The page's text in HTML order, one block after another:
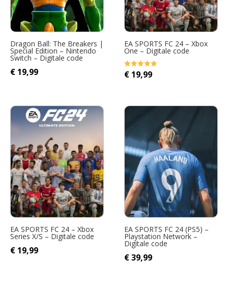
Dragon Ball: The Breakers |
Special Edition – Nintendo
Switch – Digitale code
€ 19,99
EA SPORTS FC 24 – Xbox
One – Digitale code
Gewaardeerd
5.00
Oorspronkelijke
€ 20,49.
€ 19,99Huidige
€ 19,99.
EA SPORTS FC 24 – Xbox
Series X/S – Digitale code
Oorspronkelijke
€ 19,99Huidige
EA SPORTS FC 24 (PS5) –
Playstation Network –
Digitale code
Oorspronkelijke
€39,99Huidige